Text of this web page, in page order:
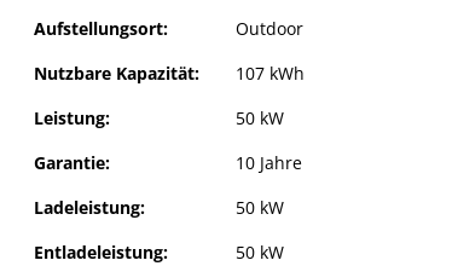
Aufstellungsort:
Outdoor
Nutzbare Kapazität:
107 kWh
Leistung:
50 kW
Garantie:
10 Jahre
Ladeleistung:
50 kW
Entladeleistung:
50 kW